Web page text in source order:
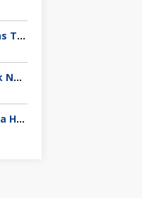
Download Mp3 Gus Baha Kupas Tuntas Kitab Ihya Ulumuddin
Tips Merawat Anak Biar Tidak Nakal Download Mp3 Ngaji Gus Baha
Pusat Alam Semesta Ada Pada Huruf Ba | Download Mp3 Ngaji Gus Baha